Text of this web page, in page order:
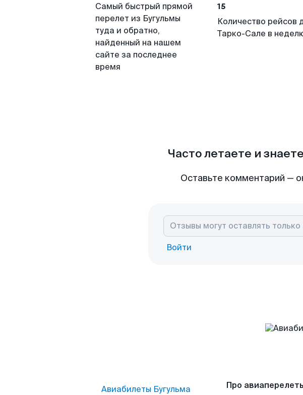
Самый быстрый прямой
перелет из Бугульмы
туда и обратно,
найденный на нашем
сайте за последнее
время
15
Количество рейсов
Тарко-Сале в
Часто летаете и
Оставьте комментарий —
Войти
Авиабилеты Бугульма
Про